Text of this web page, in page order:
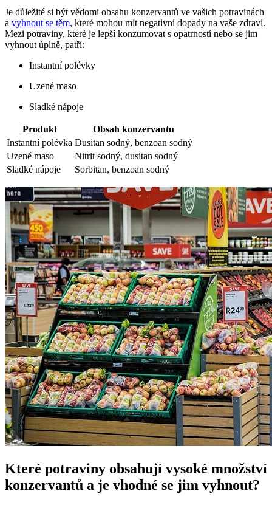
Je důležité si být vědomi obsahu konzervantů ve vašich potravinách
a vyhnout se těm, které mohou mít negativní dopady na vaše zdraví.
Mezi potraviny, které je lepší konzumovat s opatrností nebo se jim
vyhnout úplně, patří:
Instantní polévky
Uzené maso
Sladké nápoje
Produkt
Obsah konzervantu
Instantní polévka Dusitan sodný, benzoan sodný
Uzené maso
Nitrit sodný, dusitan sodný
Sladké nápoje
Sorbitan, benzoan sodný
Které potraviny obsahují vysoké množství
konzervantů a je vhodné se jim vyhnout?